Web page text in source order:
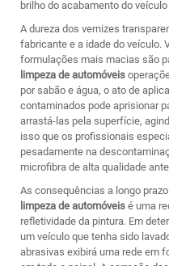
brilho do acabamento do
A dureza dos vernizes
fabricante e a idade do veículo.
formulações mais macias são
limpeza de automóveis
por sabão e água, o ato de
contaminados pode aprisionar
arrastá-las pela superfície,
isso que os profissionais
pesadamente na
microfibra de alta qualidade
As consequências a longo
limpeza de automóveis é uma
refletividade da pintura. Em
um veículo que tenha sido
abrasivas exibirá uma rede em